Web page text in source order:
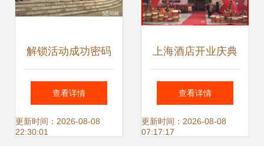
解锁活动成功密码
一站式策划、舞台
搭建与前卫演艺的
查看详情
更新时间：2026-08-08
22:30:01
上海酒店开业庆典
礼仪策划实战指南
灯光音响舞台设备
查看详情
更新时间：2026-08-08
07:17:17